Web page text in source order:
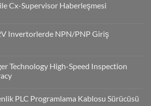
Cx-Supervisor Haberleşmesi
Invertorlerde NPN/PNP Giriş
Technology High-Speed Inspection
PLC Programlama Kablosu Sürücüsü